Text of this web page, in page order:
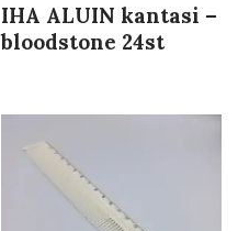
IHA ALUIN kantasi –
bloodstone 24st